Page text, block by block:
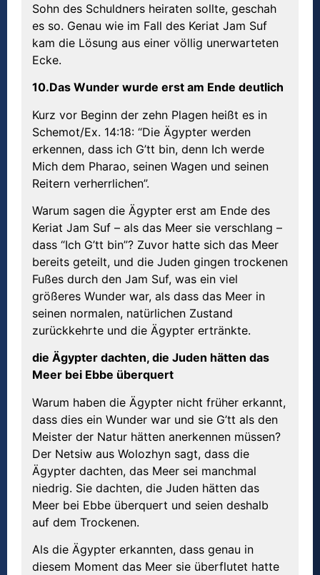
Sohn des Schuldners heiraten sollte, geschah
es so. Genau wie im Fall des Keriat Jam Suf
kam die Lösung aus einer völlig unerwarteten
Ecke.
10.Das Wunder wurde erst am Ende deutlich
Kurz vor Beginn der zehn Plagen heißt es in
Schemot/Ex. 14:18: “Die Ägypter werden
erkennen, dass ich G’tt bin, denn Ich werde
Mich dem Pharao, seinen Wagen und seinen
Reitern verherrlichen”.
Warum sagen die Ägypter erst am Ende des
Keriat Jam Suf – als das Meer sie verschlang –
dass “Ich G’tt bin”? Zuvor hatte sich das Meer
bereits geteilt, und die Juden gingen trockenen
Fußes durch den Jam Suf, was ein viel
größeres Wunder war, als dass das Meer in
seinen normalen, natürlichen Zustand
zurückkehrte und die Ägypter ertränkte.
die Ägypter dachten, die Juden hätten das
Meer bei Ebbe überquert
Warum haben die Ägypter nicht früher erkannt,
dass dies ein Wunder war und sie G’tt als den
Meister der Natur hätten anerkennen müssen?
Der Netsiw aus Wolozhyn sagt, dass die
Ägypter dachten, das Meer sei manchmal
niedrig. Sie dachten, die Juden hätten das
Meer bei Ebbe überquert und seien deshalb
auf dem Trockenen.
Als die Ägypter erkannten, dass genau in
diesem Moment das Meer sie überflutet hatte